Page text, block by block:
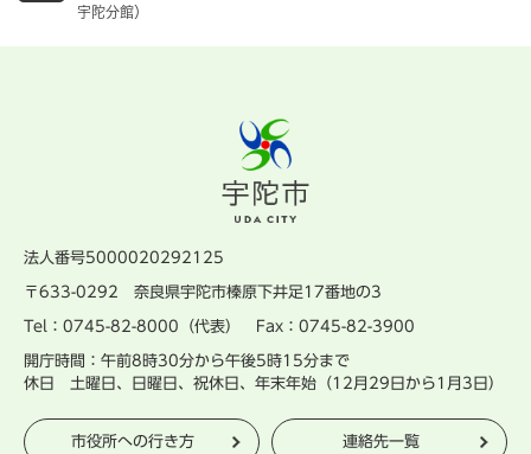
宇陀分館）
法人番号5000020292125
〒633-0292 奈良県宇陀市榛原下井足17番地の3
Tel：0745-82-8000（代表） Fax：0745-82-3900
開庁時間：午前8時30分から午後5時15分まで
休日 土曜日、日曜日、祝休日、年末年始（12月29日から1月3日）
市役所への行き方 連絡先一覧